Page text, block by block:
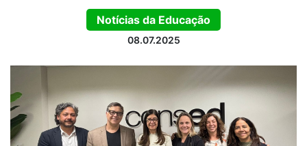
Notícias da Educação
08.07.2025